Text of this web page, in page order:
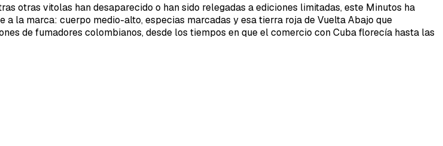
otras vitolas han desaparecido o han sido relegadas a ediciones limitadas, este Minutos ha
la marca: cuerpo medio-alto, especias marcadas y esa tierra roja de Vuelta Abajo que
de fumadores colombianos, desde los tiempos en que el comercio con Cuba florecía hasta las